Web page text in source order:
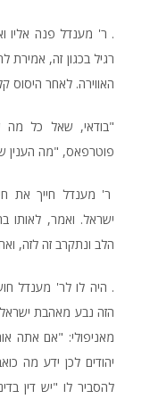
. ר' מענדל פנה אליו
רגיל בכגון זה,
האווירה. לאחר
"בודאי, שאל כל מה
פוטרפאס, "מה הענין
ר' מענדל חייך את
ישראל. ואמר, לאותו
הלב ונתקרב זה לזה,
. היה לו לר' מענדל
הזה נבע מאהבת
מאניפולי: "אם אתה
יהודים לכן ידע מה
להסביר לו "יש דין